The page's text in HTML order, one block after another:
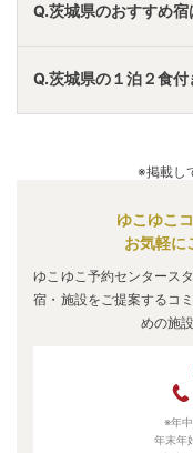
Q.茨城県のおすすめ宿
A.「亀の井ホテル 潮来
ホテル 大洗
」などの
Q.茨城県の１泊２食
悠久
得な価格で泊まれる
※掲載し
ゆこゆこ
お気軽に
ゆこゆこ予約センタース
宿・施設をご提案するコ
めの施
※年
年末年